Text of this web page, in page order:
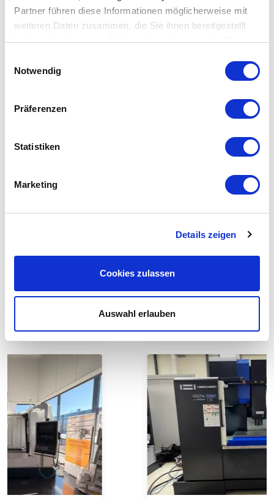
Partner führen diese Informationen möglicherweise mit
weiteren Daten zusammen, die Sie ihnen bereitgestellt
haben oder die sie im Rahmen Ihrer Nutzung der Dienste
Notwendig
Präferenzen
Statistiken
Marketing
Details zeigen
Cookies zulassen
Auswahl erlauben
Elect. handwheel
This could also be interesting for you
Axon VMC 1060
3-axis machining center
Siemens 828 D ShopMill